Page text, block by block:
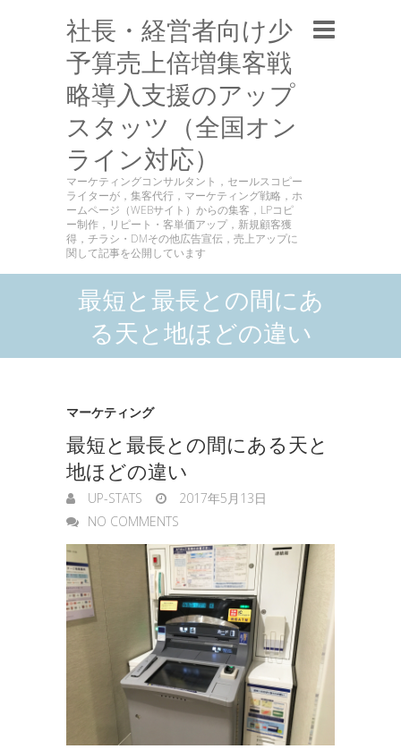
社長・経営者向け少
予算売上倍増集客戦
略導入支援のアップ
スタッツ（全国オン
ライン対応）
マーケティングコンサルタント，セールスコピー
ライターが，集客代行，マーケティング戦略，ホ
ームページ（WEBサイト）からの集客，LPコピ
ー制作，リピート・客単価アップ，新規顧客獲
得，チラシ・DMその他広告宣伝，売上アップに
関して記事を公開しています
最短と最長との間にあ
る天と地ほどの違い
マーケティング
最短と最長との間にある天と
地ほどの違い
UP-STATS
2017年5月13日
NO COMMENTS